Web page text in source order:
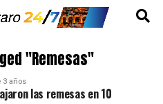
"Remesas"
3 años
las remesas en 10